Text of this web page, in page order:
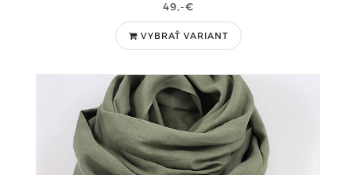
49,-€
VYBRAŤ VARIANT